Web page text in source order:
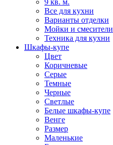
9 кв. м.
Все для кухни
Варианты отделки
Мойки и смесители
Техника для кухни
Шкафы-купе
Цвет
Коричневые
Серые
Темные
Черные
Светлые
Белые шкафы-купе
Венге
Размер
Маленькие